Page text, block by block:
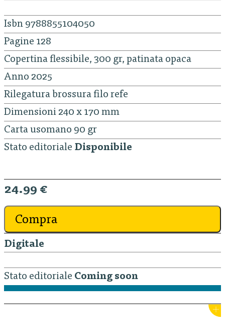
Isbn 9788855104050
Pagine 128
Copertina flessibile, 300 gr, patinata opaca
Anno 2025
Rilegatura brossura filo refe
Dimensioni 240 x 170 mm
Carta usomano 90 gr
Stato editoriale Disponibile
24.99 €
Compra
Digitale
Stato editoriale Coming soon